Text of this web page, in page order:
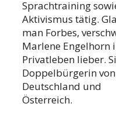
Sprachtraining
Aktivismus tätig.
man Forbes,
Marlene Engelhorn
Privatleben lieber.
Doppelbürgerin von
Deutschland und
Österreich.